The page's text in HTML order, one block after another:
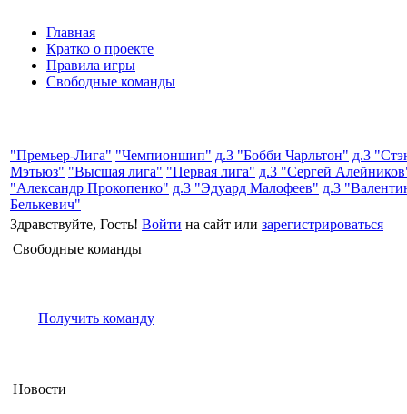
Главная
Кратко о проекте
Правила игры
Свободные команды
"Премьер-Лига" "Чемпионшип" д.3 "Бобби Чарльтон" д.3
Мэтьюз" "Высшая лига" "Первая лига" д.3 "Сергей
"Александр Прокопенко" д.3 "Эдуард Малофеев" д.3
Белькевич"
Здравствуйте, Гость! Войти на сайт или зарегистрироваться
Свободные команды
Получить команду
Новости